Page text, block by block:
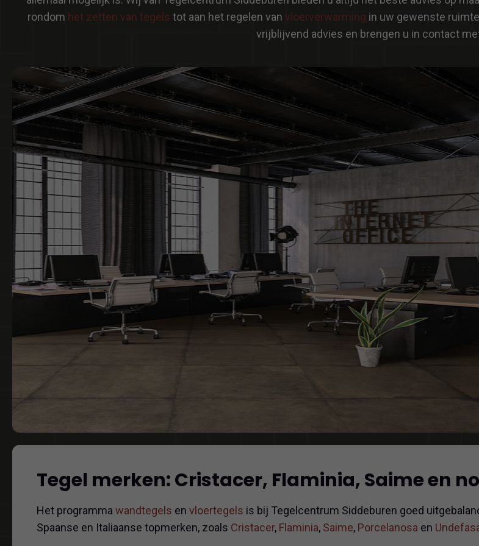
rondom het zetten van tegels tot aan het regelen van vloerverwarming in uw gewenste
vrijblijvend advies en brengen u in contact
Tegel merken: Cristacer, Flaminia, Saime en
Het programma wandtegels en vloertegels is bij Tegelcentrum Siddeburen goed
Spaanse en Italiaanse topmerken, zoals Cristacer, Flaminia, Saime, Porcelanosa en